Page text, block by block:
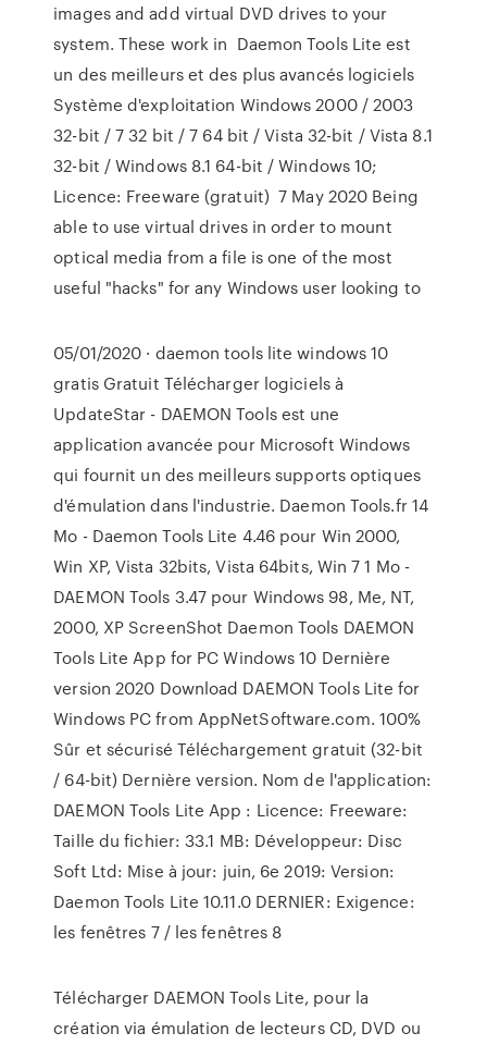
images and add virtual DVD drives to your
system. These work in Daemon Tools Lite est
un des meilleurs et des plus avancés logiciels
Système d'exploitation Windows 2000 / 2003
32-bit / 7 32 bit / 7 64 bit / Vista 32-bit / Vista 8.1
32-bit / Windows 8.1 64-bit / Windows 10;
Licence: Freeware (gratuit) 7 May 2020 Being
able to use virtual drives in order to mount
optical media from a file is one of the most
useful "hacks" for any Windows user looking to
05/01/2020 · daemon tools lite windows 10
gratis Gratuit Télécharger logiciels à
UpdateStar - DAEMON Tools est une
application avancée pour Microsoft Windows
qui fournit un des meilleurs supports optiques
d'émulation dans l'industrie. Daemon Tools.fr 14
Mo - Daemon Tools Lite 4.46 pour Win 2000,
Win XP, Vista 32bits, Vista 64bits, Win 7 1 Mo -
DAEMON Tools 3.47 pour Windows 98, Me, NT,
2000, XP ScreenShot Daemon Tools DAEMON
Tools Lite App for PC Windows 10 Dernière
version 2020 Download DAEMON Tools Lite for
Windows PC from AppNetSoftware.com. 100%
Sûr et sécurisé Téléchargement gratuit (32-bit
/ 64-bit) Dernière version. Nom de l'application:
DAEMON Tools Lite App : Licence: Freeware:
Taille du fichier: 33.1 MB: Développeur: Disc
Soft Ltd: Mise à jour: juin, 6e 2019: Version:
Daemon Tools Lite 10.11.0 DERNIER: Exigence:
les fenêtres 7 / les fenêtres 8
Télécharger DAEMON Tools Lite, pour la
création via émulation de lecteurs CD, DVD ou